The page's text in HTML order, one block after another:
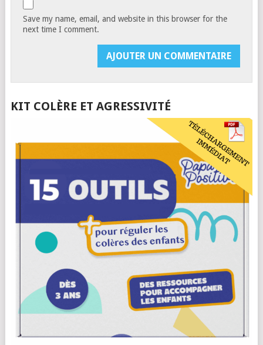
Save my name, email, and website in this browser for the
next time I comment.
KIT COLÈRE ET AGRESSIVITÉ